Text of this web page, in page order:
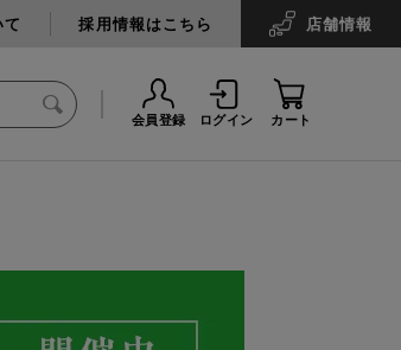
採用情報はこちら 店舗情報
会員登録 ログイン カート